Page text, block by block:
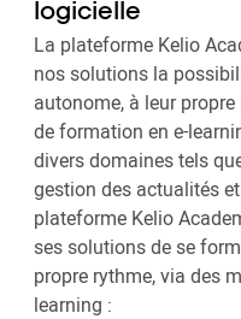
logicielle
La plateforme Kelio
nos solutions la
autonome, à leur
de formation en e-
divers domaines tels
gestion des actualités
plateforme Kelio
ses solutions de se
propre rythme, via des
learning :